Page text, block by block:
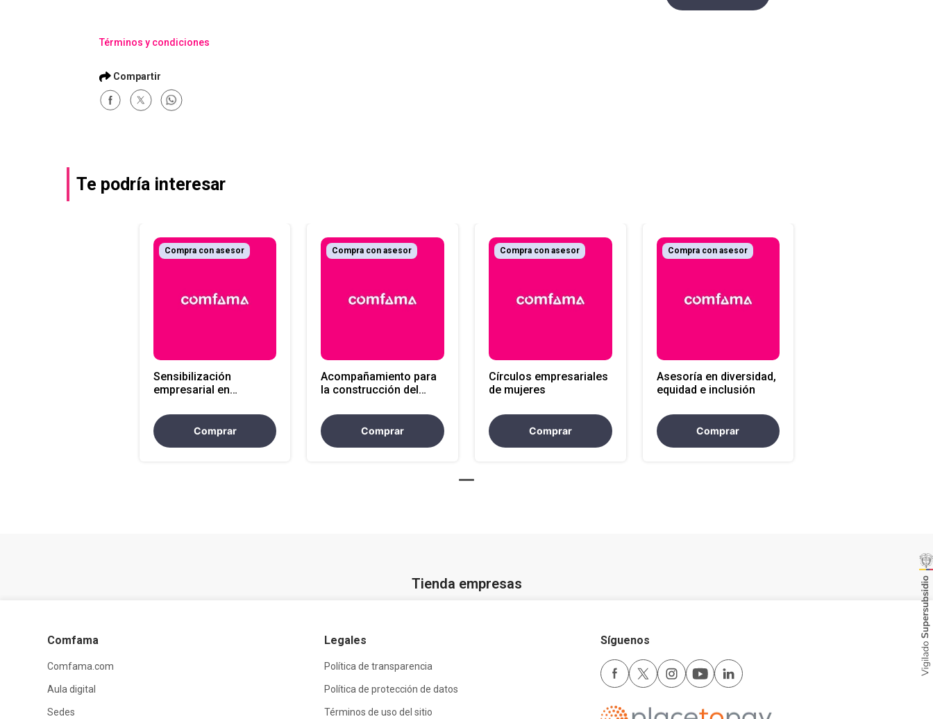
Términos y condiciones
Te podría interesar
Sensibilización
empresarial en
inclusión
Comprar
Compra con asesor
Acompañamiento para
la construcción del
basadas en género
Comprar
Compra con asesor
Círculos empresariales
de mujeres
Comprar
Compra con asesor
Asesoría en diversidad,
equidad e inclusión
Comprar
Compra con asesor
Tienda empresas
Comfama
Comfama.com
Aula digital
Sedes
Legales
Política de transparencia
Política de protección de datos
Términos de uso del sitio
Síguenos